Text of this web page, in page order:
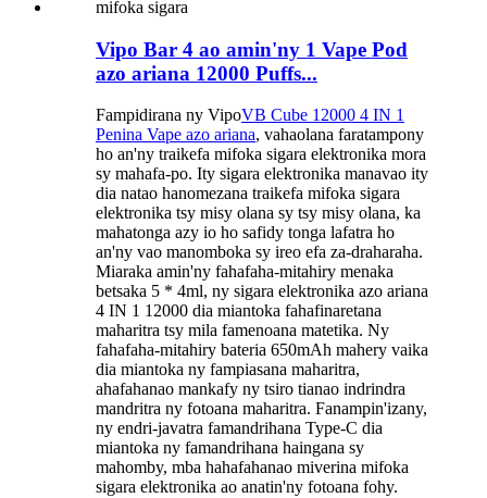
Vipo Bar 4 ao amin'ny 1 Vape Pod
azo ariana 12000 Puffs...
Fampidirana ny VipoVB Cube 12000 4 IN 1
Penina Vape azo ariana, vahaolana faratampony
ho an'ny traikefa mifoka sigara elektronika mora
sy mahafa-po. Ity sigara elektronika manavao ity
dia natao hanomezana traikefa mifoka sigara
elektronika tsy misy olana sy tsy misy olana, ka
mahatonga azy io ho safidy tonga lafatra ho
an'ny vao manomboka sy ireo efa za-draharaha.
Miaraka amin'ny fahafaha-mitahiry menaka
betsaka 5 * 4ml, ny sigara elektronika azo ariana
4 IN 1 12000 dia miantoka fahafinaretana
maharitra tsy mila famenoana matetika. Ny
fahafaha-mitahiry bateria 650mAh mahery vaika
dia miantoka ny fampiasana maharitra,
ahafahanao mankafy ny tsiro tianao indrindra
mandritra ny fotoana maharitra. Fanampin'izany,
ny endri-javatra famandrihana Type-C dia
miantoka ny famandrihana haingana sy
mahomby, mba hahafahanao miverina mifoka
sigara elektronika ao anatin'ny fotoana fohy.